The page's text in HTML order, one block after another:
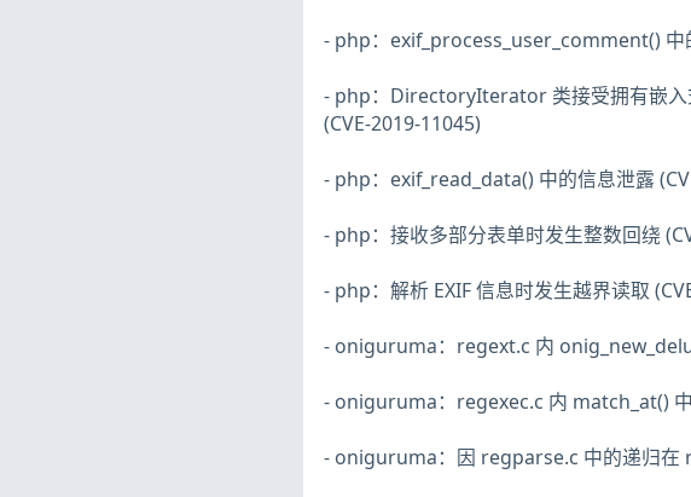
- php：exif_process_user_comment() 中
- php：DirectoryIterator 类接受拥有嵌入
(CVE-2019-11045)
- php：exif_read_data() 中的信息泄露
- php：接收多部分表单时发生整数回绕
- php：解析 EXIF 信息时发生越界读取
- oniguruma：regext.c 内
- oniguruma：regexec.c 内 match_at()
- oniguruma：因 regparse.c 中的递归在